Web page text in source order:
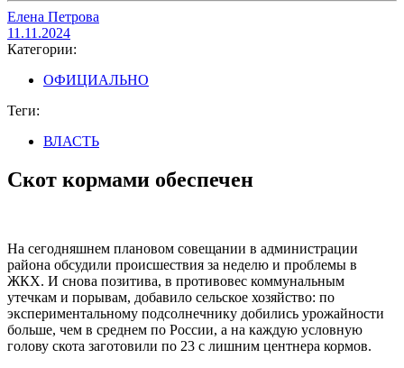
Елена Петрова
11.11.2024
Категории:
ОФИЦИАЛЬНО
Теги:
ВЛАСТЬ
Скот кормами обеспечен
На сегодняшнем плановом совещании в администрации
района обсудили происшествия за неделю и проблемы в
ЖКХ. И снова позитива, в противовес коммунальным
утечкам и порывам, добавило сельское хозяйство: по
экспериментальному подсолнечнику добились урожайности
больше, чем в среднем по России, а на каждую условную
голову скота заготовили по 23 с лишним центнера кормов.